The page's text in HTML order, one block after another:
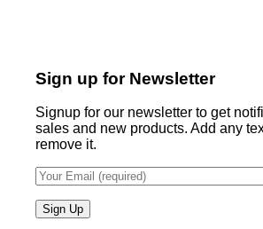
Sign up for Newsletter
Signup for our newsletter to get
sales and new products. Add any
remove it.